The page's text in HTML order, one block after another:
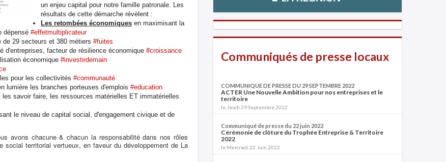
un enjeu capital pour notre famille patronale. Les
résultats de cette démarche révèlent :
Les retombées économiques en maximisant la
dépensé #effetmultiplicateur
de 29 secteurs et 380 métiers #fuites
d'entreprises, facteur de résilience économique #croissance
économique #investirdemain
pour les collectivités #communauté
lumière les branches porteuses d'emplois #education
les savoir faire, les ressources matérielles ET immatérielles
le niveau de capital social, d'engagement civique et de
avons chacune & chacun la responsabilité dans nos rôles
territorial vertueux, en faveur du développement de La
Communiqués de presse locaux
COMMUNIQUE DE PRESSE DU 29 SEPTEMBRE 2022
ACTER Une Nouvelle Ambition pour nos entreprises et le
territoire
le Jeudi 29 Septembre 2022
Communiqué de presse du 22 juin 2022
Cérémonie de clôture du Trophée Entreprise & Territoire
2022
le Mercredi 22 Juin 2022